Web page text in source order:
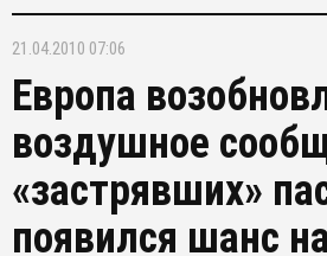
21.04.2010 07:06
Европа
воздушное
«застрявших»
появился шанс